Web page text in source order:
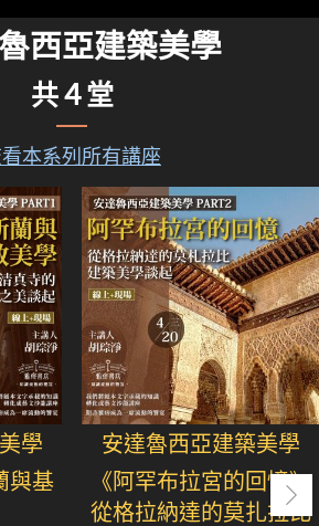
西亞建築美學
共４堂
本系列所有講座
學
與基
安達魯西亞建築美學
《阿罕布拉宮的回憶》
從格拉納達的莫扎拉比